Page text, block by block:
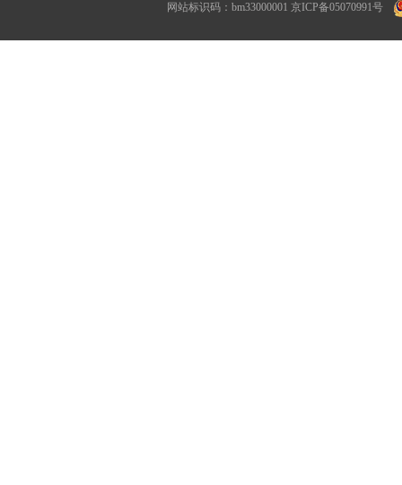
网站标识码：bm33000001 京ICP备05070991号